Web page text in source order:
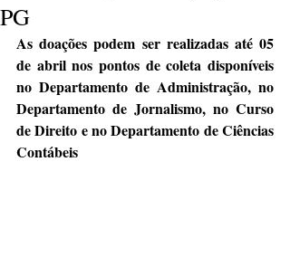
PG
As doações podem ser realizadas até 05
de abril nos pontos de coleta disponíveis
no Departamento de Administração, no
Departamento de Jornalismo, no Curso
de Direito e no Departamento de Ciências
Contábeis